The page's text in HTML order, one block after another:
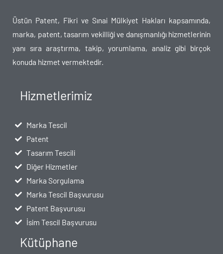
Üstün Patent, Fikri ve Sınai Mülkiyet Hakları kapsamında,
marka, patent, tasarım vekilliği ve danışmanlığı hizmetlerinin
yanı sıra araştırma, takip, yorumlama, analiz gibi birçok
konuda hizmet vermektedir.
Hizmetlerimiz
Marka Tescil
Patent
Tasarım Tescili
Diğer Hizmetler
Marka Sorgulama
Marka Tescil Başvurusu
Patent Başvurusu
İsim Tescil Başvurusu
Kütüphane